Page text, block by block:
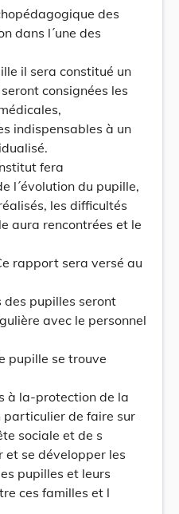
des
dans l´une des
il sera constitué un
consignées les
indispensables à un
fera
l´évolution du pupille,
les difficultés
aura rencontrées et le
rapport sera versé au
pupilles seront
avec le personnel
pupille se trouve
à la-protection de la
particulier de faire sur
sociale et de s
et se développer les
pupilles et leurs
ces familles et l